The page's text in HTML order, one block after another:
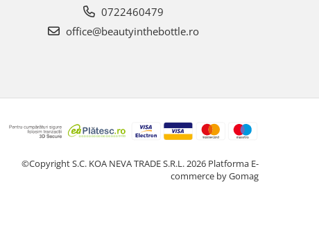
0722460479
office@beautyinthebottle.ro
©Copyright S.C. KOA NEVA TRADE S.R.L. 2026 Platforma E-
commerce by Gomag